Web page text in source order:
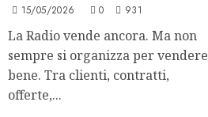
15/05/2026 0 931
La Radio vende ancora. Ma non
sempre si organizza per vendere
bene. Tra clienti, contratti,
offerte,...